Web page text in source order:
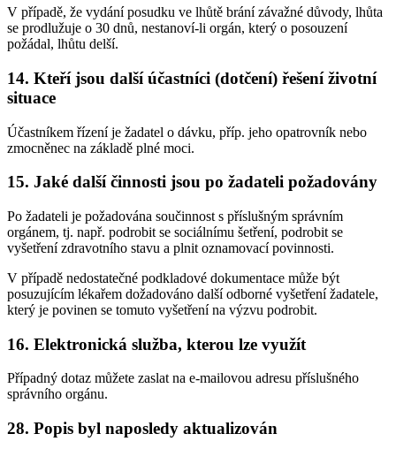
V případě, že vydání posudku ve lhůtě brání závažné důvody, lhůta
se prodlužuje o 30 dnů, nestanoví-li orgán, který o posouzení
požádal, lhůtu delší.
14. Kteří jsou další účastníci (dotčení) řešení životní
situace
Účastníkem řízení je žadatel o dávku, příp. jeho opatrovník nebo
zmocněnec na základě plné moci.
15. Jaké další činnosti jsou po žadateli požadovány
Po žadateli je požadována součinnost s příslušným správním
orgánem, tj. např. podrobit se sociálnímu šetření, podrobit se
vyšetření zdravotního stavu a plnit oznamovací povinnosti.
V případě nedostatečné podkladové dokumentace může být
posuzujícím lékařem dožadováno další odborné vyšetření žadatele,
který je povinen se tomuto vyšetření na výzvu podrobit.
16. Elektronická služba, kterou lze využít
Případný dotaz můžete zaslat na e-mailovou adresu příslušného
správního orgánu.
28. Popis byl naposledy aktualizován